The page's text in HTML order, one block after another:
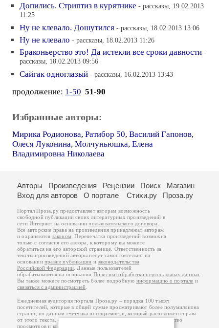
Допились. Стриптиз в курятнике - рассказы, 19.02.2013
11:25
Ну не клевало. Дошутился - рассказы, 18.02.2013 13:06
Ну не клевало - рассказы, 18.02.2013 11:26
Браконьерство это! Да истекли все сроки давности -
рассказы, 18.02.2013 09:56
Сайгак одноглазый - рассказы, 16.02.2013 13:43
продолжение: 1-50 51-90
Избранные авторы:
Мирика Родионова, Ратибор 50, Василий Гапонов,
Олеся Луконина, Молчуньюшка, Елена
Владимировна Николаева
Авторы Произведения Рецензии Поиск
Магазин
Вход для авторов
О портале Стихи.ру Проза.ру
Портал Проза.ру предоставляет авторам возможность
свободной публикации своих литературных произведений в
сети Интернет на основаниипользовательского договора
Все авторские права на произведения принадлежат авторам
и охраняются законом . Перепечатка произведений возможна
только с согласия его автора, к которому вы можете
обратиться на его авторской странице. Ответственность за
тексты произведений авторы несут самостоятельно на
основанииправил публикации изаконодательства
Российской Федерации . Данные пользователей
обрабатываются на основании Политики обработки персональных данных
Вы также можете посмотреть более подробную информацию о портале и
связаться с администрацией
Ежедневная аудитория портала Проза.ру – порядка 100 тысяч
посетителей, которые в общей сумме просматривают более полумиллиона
страниц по данным счетчика посещаемости, который расположен справа
от этого текста. В каждой графе указано по две цифры: количество
просмотров и количество посетителей.